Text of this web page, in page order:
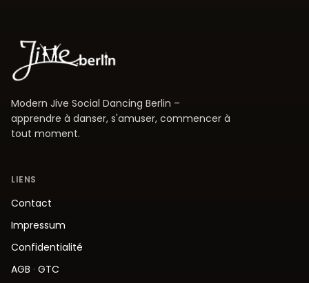
Modern Jive Social Dancing Berlin –
apprendre à danser, s'amuser, commencer à
tout moment.
LIENS
Contact
Impressum
Confidentialité
AGB · GTC